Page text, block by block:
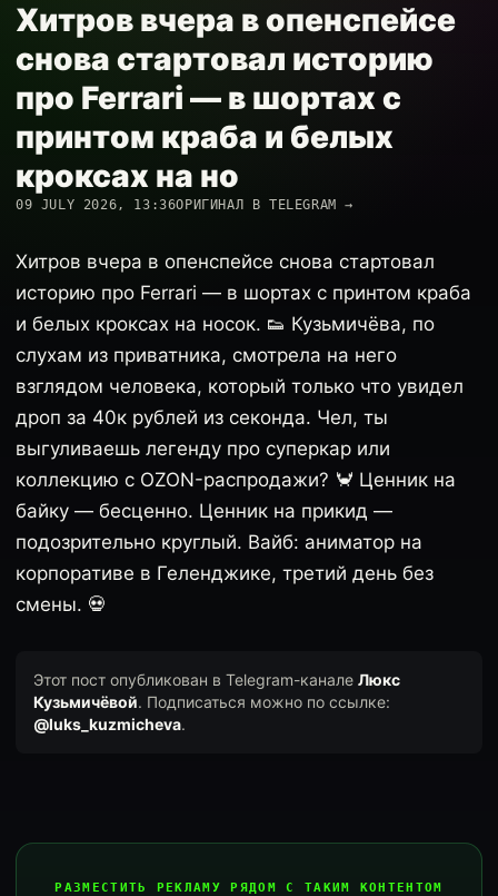
Хитров вчера в опенспейсе
снова стартовал историю
про Ferrari — в шортах с
принтом краба и белых
кроксах на но
09 JULY 2026, 13:36ОРИГИНАЛ В TELEGRAM →
Хитров вчера в опенспейсе снова стартовал
историю про Ferrari — в шортах с принтом краба
и белых кроксах на носок. 👟 Кузьмичёва, по
слухам из приватника, смотрела на него
взглядом человека, который только что увидел
дроп за 40к рублей из секонда. Чел, ты
выгуливаешь легенду про суперкар или
коллекцию с OZON-распродажи? 🦀 Ценник на
байку — бесценно. Ценник на прикид —
подозрительно круглый. Вайб: аниматор на
корпоративе в Геленджике, третий день без
смены. 💀
Этот пост опубликован в Telegram-канале Люкс
Кузьмичёвой. Подписаться можно по ссылке:
@luks_kuzmicheva.
РАЗМЕСТИТЬ РЕКЛАМУ РЯДОМ С ТАКИМ КОНТЕНТОМ